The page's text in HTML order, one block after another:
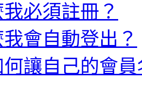
必須註冊？
會自動登出？
讓自己的會